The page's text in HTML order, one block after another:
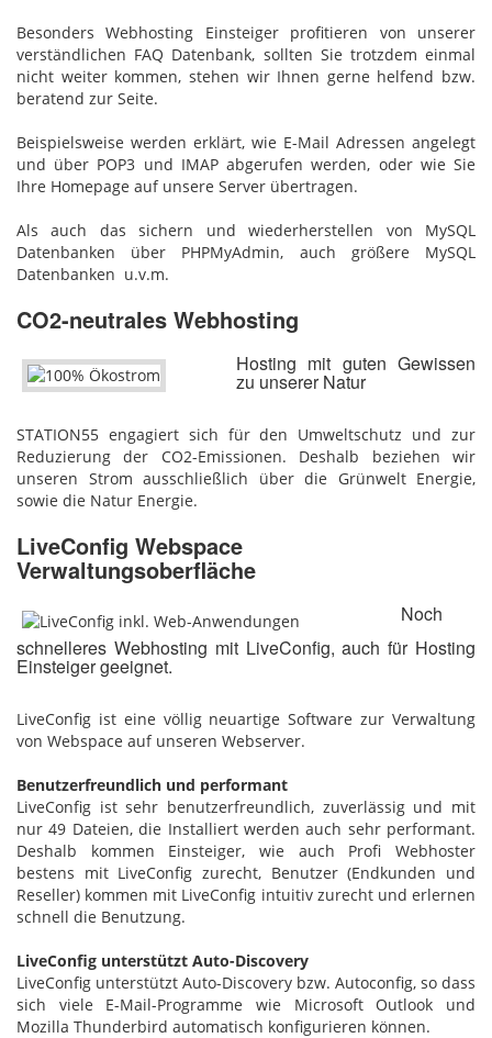
Besonders Webhosting Einsteiger profitieren von unserer
verständlichen FAQ Datenbank, sollten Sie trotzdem einmal
nicht weiter kommen, stehen wir Ihnen gerne helfend bzw.
beratend zur Seite.
Beispielsweise werden erklärt, wie E-Mail Adressen angelegt
und über POP3 und IMAP abgerufen werden, oder wie Sie
Ihre Homepage auf unsere Server übertragen.
Als auch das sichern und wiederherstellen von MySQL
Datenbanken über PHPMyAdmin, auch größere MySQL
Datenbanken u.v.m.
CO2-neutrales Webhosting
Hosting mit guten Gewissen
zu unserer Natur
STATION55 engagiert sich für den Umweltschutz und zur
Reduzierung der CO2-Emissionen. Deshalb beziehen wir
unseren Strom ausschließlich über die Grünwelt Energie,
sowie die Natur Energie.
LiveConfig Webspace
Verwaltungsoberfläche
Noch
schnelleres Webhosting mit LiveConfig, auch für Hosting
Einsteiger geeignet.
LiveConfig ist eine völlig neuartige Software zur Verwaltung
von Webspace auf unseren Webserver.
Benutzerfreundlich und performant
LiveConfig ist sehr benutzerfreundlich, zuverlässig und mit
nur 49 Dateien, die Installiert werden auch sehr performant.
Deshalb kommen Einsteiger, wie auch Profi Webhoster
bestens mit LiveConfig zurecht, Benutzer (Endkunden und
Reseller) kommen mit LiveConfig intuitiv zurecht und erlernen
schnell die Benutzung.
LiveConfig unterstützt Auto-Discovery
LiveConfig unterstützt Auto-Discovery bzw. Autoconfig, so dass
sich viele E-Mail-Programme wie Microsoft Outlook und
Mozilla Thunderbird automatisch konfigurieren können.